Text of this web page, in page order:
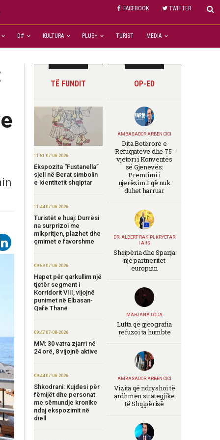
FACEBOOK TWITTER
D# KULTURA PLUS+ TURIST MEDIA
TË FUNDIT
11:51 07-08-2026
Ekspozita “Fustanella”
sjell në Berat simbolin
e identitetit shqiptar
11:44 07-08-2026
Turistët e huaj: Durrësi
na surprizoi me
mikpritjen, plazhet dhe
çmimet e favorshme
09:59 07-08-2026
Hapet për qarkullim një
tjetër segment i
Korridorit VIII, vijojnë
punimet në Elbasan-
Qafë Thanë
09:47 07-08-2026
MM: 30 vatra zjarri në
24 orë, 8 vijojnë aktive
09:44 07-08-2026
Shkodrani: Kujdesi për
fëmijët dhe personat
me sëmundje kronike
ndaj ekspozimit në
diell
OP-ED
AMBASADOR ARBEN CICI
Dita Botërore e
Refugjatëve dhe 75-
vjetori i Konventës
së Gjenevës:
Premtimi i
njerëzimit që nuk
duhet harruar
DR. ALBERT RAKIPI, KRYETAR
I AIIS
Shqipëria dhe Spanja
një partneritet
europian
MARJANA DODA
Lufta që gjeografia
refuzoi ta humbte
AMBASADOR ARBEN CICI
Vizita që ndryshoi të
ardhmen strategjike
të Shqipërisë